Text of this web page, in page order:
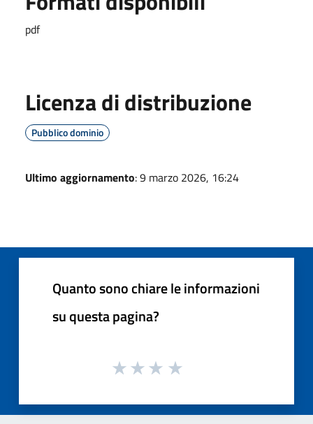
pdf
Licenza di distribuzione
Pubblico dominio
Ultimo aggiornamento: 9 marzo 2026, 16:24
Quanto sono chiare le informazioni
su questa pagina?